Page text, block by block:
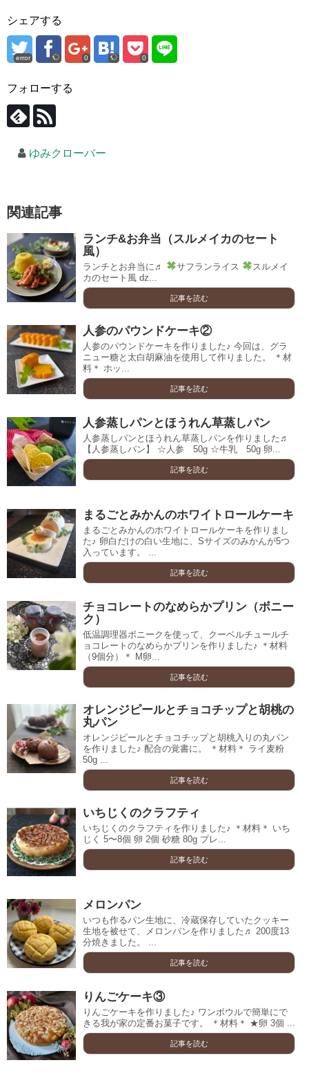
シェアする
error 0 0
フォローする
ゆみクローバー
関連記事
ランチ&お弁当（スルメイカのセート
風）
ランチとお弁当に♬ サフランライス
スルメイ
カのセート風 ǳ...
記事を読む
人参のパウンドケーキ②
人参のパウンドケーキを作りました♪ 今回は、グラ
ニュー糖と太白胡麻油を使用して作りました。 ＊材
料＊ ホッ...
記事を読む
人参蒸しパンとほうれん草蒸しパン
人参蒸しパンとほうれん草蒸しパンを作りました♬
【人参蒸しパン】 ☆人参 50g ☆牛乳 50g 卵...
記事を読む
まるごとみかんのホワイトロールケーキ
まるごとみかんのホワイトロールケーキを作りまし
た♪ 卵白だけの白い生地に、Sサイズのみかんが5つ
入っています。 ...
記事を読む
チョコレートのなめらかプリン（ボニー
ク）
低温調理器ボニークを使って、クーベルチュールチ
ョコレートのなめらかプリンを作りました♪ ＊材料
（9個分）＊ M卵...
記事を読む
オレンジピールとチョコチップと胡桃の
丸パン
オレンジピールとチョコチップと胡桃入りの丸パン
を作りました♪ 配合の覚書に。 ＊材料＊ ライ麦粉
50g ...
記事を読む
いちじくのクラフティ
いちじくのクラフティを作りました♪ ＊材料＊ いち
じく 5〜8個 卵 2個 砂糖 80g プレ...
記事を読む
メロンパン
いつも作るパン生地に、冷蔵保存していたクッキー
生地を被せて、メロンパンを作りました♬ 200度13
分焼きました。 ...
記事を読む
りんごケーキ③
りんごケーキを作りました♪ ワンボウルで簡単にで
きる我が家の定番お菓子です。 ＊材料＊ ★卵 3個 ...
記事を読む